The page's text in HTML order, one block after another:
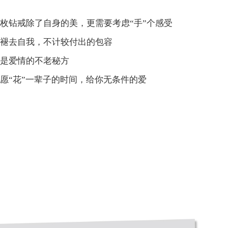
钻戒除了自身的美，更需要考虑“手”个感受
去自我，不计较付出的包容
爱情的不老秘方
“花”一辈子的时间，给你无条件的爱